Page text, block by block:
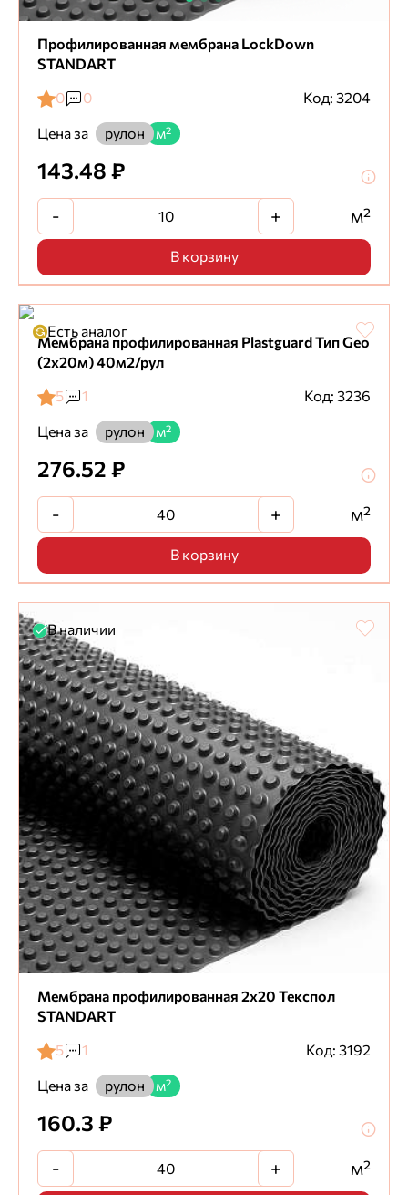
Профилированная мембрана LockDown
STANDART
0
0
Код: 3204
Цена за
рулон м²
143.48 ₽
- + м²
В корзину
Есть аналог
Мембрана профилированная Plastguard Тип Geo
(2x20м) 40м2/рул
5
1
Код: 3236
Цена за
рулон м²
276.52 ₽
- + м²
В корзину
В наличии
Мембрана профилированная 2х20 Текспол
STANDART
5
1
Код: 3192
Цена за
рулон м²
160.3 ₽
- + м²